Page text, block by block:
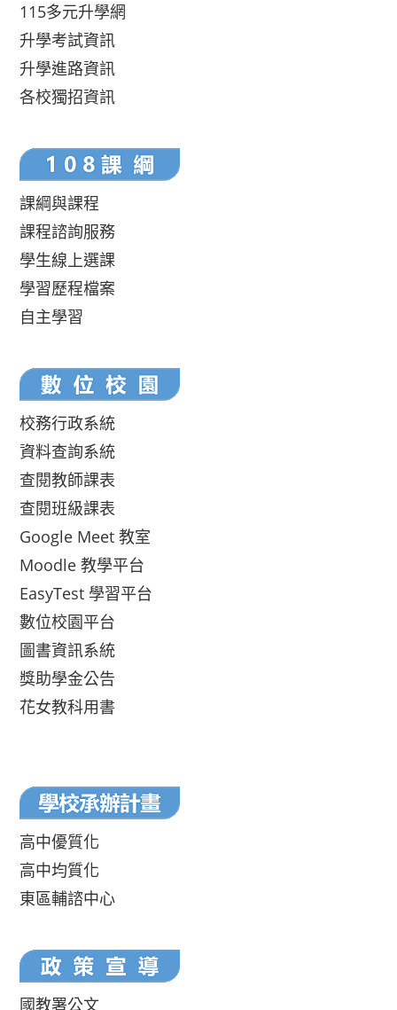
115多元升學網
升學考試資訊
升學進路資訊
各校獨招資訊
課綱與課程
課程諮詢服務
學生線上選課
學習歷程檔案
自主學習
校務行政系統
資料查詢系統
查閱教師課表
查閱班級課表
Google Meet 教室
Moodle 教學平台
EasyTest 學習平台
數位校園平台
圖書資訊系統
獎助學金公告
花女教科用書
高中優質化
高中均質化
東區輔諮中心
國教署公文